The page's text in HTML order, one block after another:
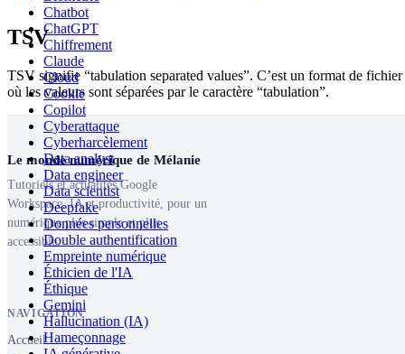
Chatbot
ChatGPT
Chiffrement
Claude
Cloud
Cookie
Copilot
Cyberattaque
Cyberharcèlement
Data analyst
Data engineer
Data scientist
Deepfake
Données personnelles
Double authentification
Empreinte numérique
Éthicien de l'IA
Éthique
Gemini
Hallucination (IA)
Hameçonnage
TSV
TSV signifie “tabulation separated values”. C’est un format de fichier
où les valeurs sont séparées par le caractère “tabulation”.
Le monde numérique de Mélanie
Tutoriels et actualités Google
Workspace, IA et productivité, pour un
numérique plus simple et plus
accessible.
NAVIGATION
Accueil